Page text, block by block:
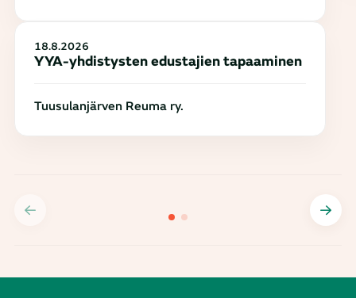
18.8.2026
YYA-yhdistysten edustajien tapaaminen
Tuusulanjärven Reuma ry.